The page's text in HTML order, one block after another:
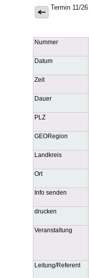
Termin 11/26
Nummer
Datum
Zeit
Dauer
PLZ
GEORegion
Landkreis
Ort
Info senden
drucken
Veranstaltung
Leitung/Referent